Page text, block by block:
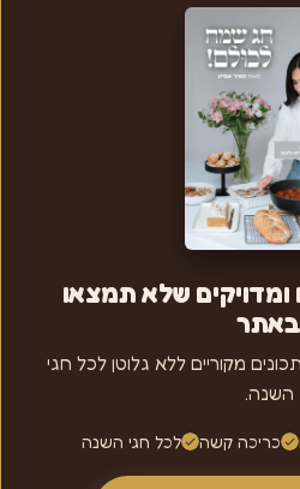
ומדויקים שלא תמצאו
באתר
שמח לכולם" — 90 מתכונים מקוריים ללא גלוטן לכל חגי
השנה.
כריכה קשה לכל חגי השנה